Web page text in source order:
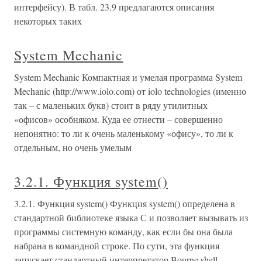
интерфейсу). В табл. 23.9 предлагаются описания
некоторых таких
System Mechanic
System Mechanic Компактная и умелая программа System
Mechanic (http://www.iolo.com) от iolo technologies (именно
так – с маленьких букв) стоит в ряду утилитных
«офисов» особняком. Куда ее отнести – совершенно
непонятно: то ли к очень маленькому «офису», то ли к
отдельным, но очень умелым
3.2.1. Функция system()
3.2.1. Функция system() Функция system() определена в
стандартной библиотеке языка С и позволяет вызывать из
программы системную команду, как если бы она была
набрана в командной строке. По сути, эта функция